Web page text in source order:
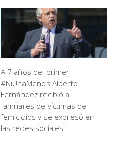
A 7 años del primer
#NiUnaMenos Alberto
Fernández recibió a
familiares de víctimas de
femicidios y se expresó en
las redes sociales